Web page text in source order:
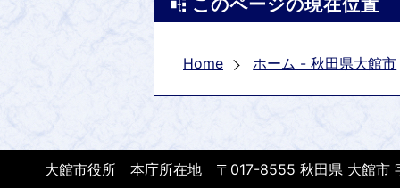
このページの現在位置
Home ホーム - 秋田県大館市
大館市役所 本庁所在地 〒017-8555 秋田県 大館市